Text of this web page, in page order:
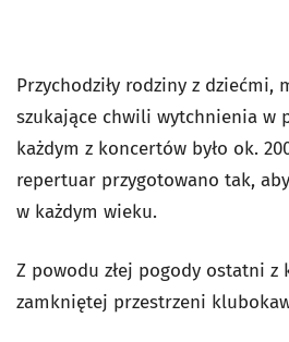
Przychodziły rodziny z dziećmi,
szukające chwili wytchnienia w
każdym z koncertów było ok.
repertuar przygotowano tak,
w każdym wieku.
Z powodu złej pogody ostatni z
zamkniętej przestrzeni